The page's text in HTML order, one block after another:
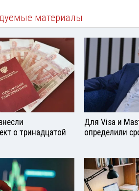
материалы
о тринадцатой
Для Visа и
определили